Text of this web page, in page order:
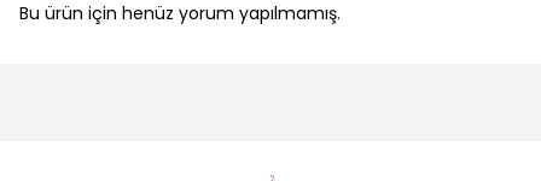
Bu ürün için henüz yorum yapılmamış.